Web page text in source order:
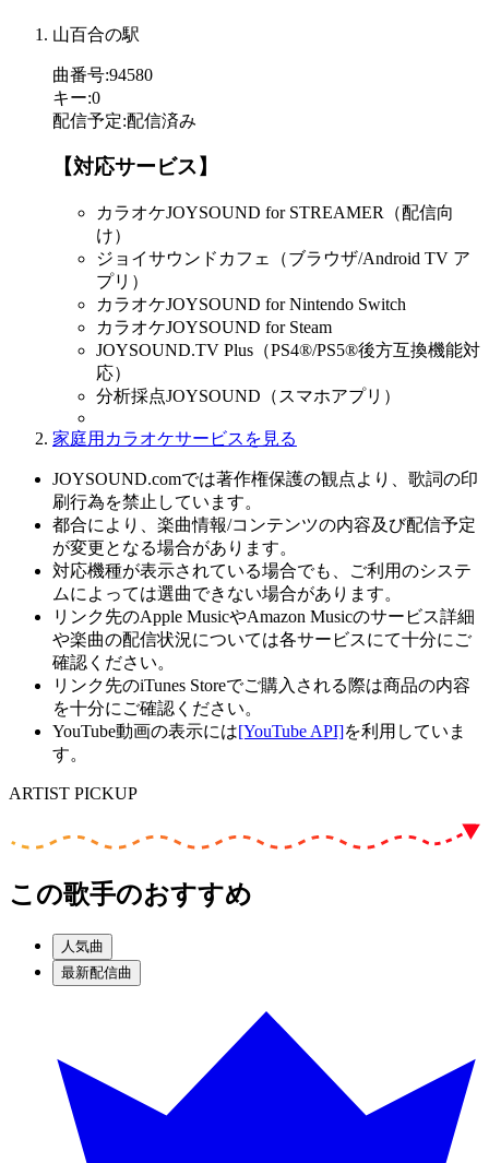
山百合の駅
曲番号:94580
キー:0
配信予定:配信済み
【対応サービス】
カラオケJOYSOUND for STREAMER（配信向
け）
ジョイサウンドカフェ（ブラウザ/Android TV ア
プリ）
カラオケJOYSOUND for Nintendo Switch
カラオケJOYSOUND for Steam
JOYSOUND.TV Plus（PS4®/PS5®後方互換機能対
応）
分析採点JOYSOUND（スマホアプリ）
家庭用カラオケサービスを見る
JOYSOUND.comでは著作権保護の観点より、歌詞の印
刷行為を禁止しています。
都合により、楽曲情報/コンテンツの内容及び配信予定
が変更となる場合があります。
対応機種が表示されている場合でも、ご利用のシステ
ムによっては選曲できない場合があります。
リンク先のApple MusicやAmazon Musicのサービス詳細
や楽曲の配信状況については各サービスにて十分にご
確認ください。
リンク先のiTunes Storeでご購入される際は商品の内容
を十分にご確認ください。
YouTube動画の表示には[YouTube API]を利用していま
す。
ARTIST PICKUP
この歌手のおすすめ
人気曲
最新配信曲